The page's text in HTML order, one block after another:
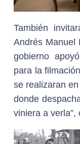
También
Andrés Manuel
gobierno
para la
se realizaran
donde
viniera a verla”,